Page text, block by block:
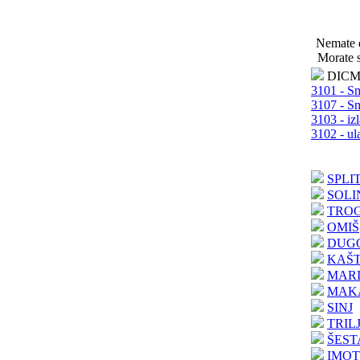
Nemate
Morate
3101 -
3107 -
3103 -
3102 -
OMIŠ
SINJ
TRILJ